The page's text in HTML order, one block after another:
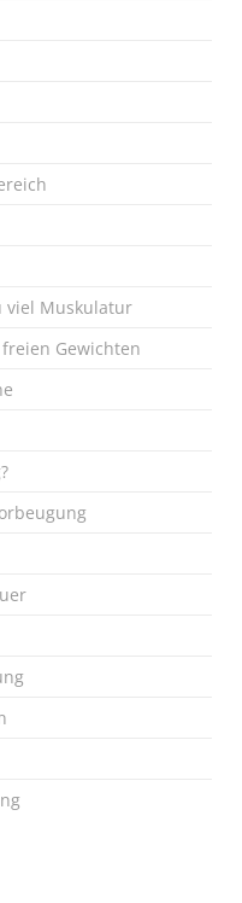
viel Muskulatur
Gewichten